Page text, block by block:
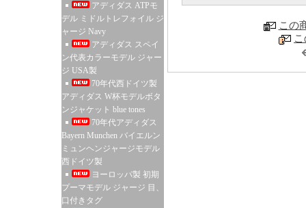
アディダス ATPモ
デル ミドルトレフォイル ジ
ャージ Navy
アディダス スペイ
ン代表カラーモデル ジャー
ジ USA製
70年代西ドイツ製
アディダス W杯モデルボタ
ンジャケット blue tones
70年代アディダス
Bayern Munchen バイエルン
ミュンヘンジャージモデル
西ドイツ製
ヨーロッパ製 初期
プーマモデル ジャージ 目、
口付きタグ
この